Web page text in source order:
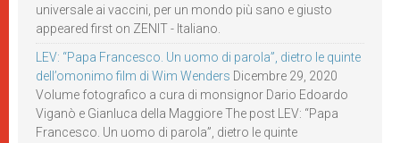
universale ai vaccini, per un mondo più sano e giusto
appeared first on ZENIT - Italiano.
LEV: “Papa Francesco. Un uomo di parola”, dietro le quinte
dell’omonimo film di Wim Wenders Dicembre 29, 2020
Volume fotografico a cura di monsignor Dario Edoardo
Viganò e Gianluca della Maggiore The post LEV: “Papa
Francesco. Un uomo di parola”, dietro le quinte